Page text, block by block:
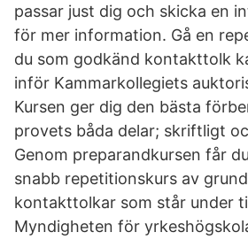
passar just dig och skicka en
för mer information. Gå en
du som godkänd kontakttolk
inför Kammarkollegiets
Kursen ger dig den bästa
provets båda delar; skriftligt
Genom preparandkursen får
snabb repetitionskurs av
kontakttolkar som står under
Myndigheten för